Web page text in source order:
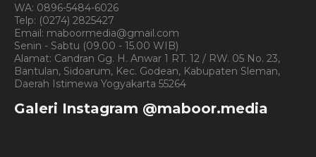
WA: 0896-5484-6026
Telp: (0274) 2825427
Email: maboormedia@gmail.com
Senin - Sabtu (09.00 - 15.00 WIB)
Alamat: Candran Gg. H. Anwar 1 RT. 12 / RW. 05 No. 23,
Bantulan, Sidoarum, Kec. Godean, Kabupaten Sleman,
Daerah Istimewa Yogyakarta 55264
Galeri Instagram @maboor.media